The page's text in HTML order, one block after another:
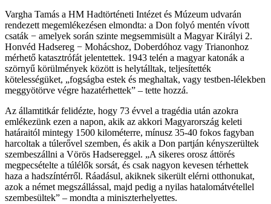
Vargha Tamás a HM Hadtörténeti Intézet és Múzeum udvarán
rendezett megemlékezésen elmondta: a Don folyó mentén vívott
csaták − amelyek során szinte megsemmisült a Magyar Királyi 2.
Honvéd Hadsereg − Mohácshoz, Doberdóhoz vagy Trianonhoz
mérhető katasztrófát jelentettek. 1943 telén a magyar katonák a
szörnyű körülmények között is helytálltak, teljesítették
kötelességüket, „fogságba estek és meghaltak, vagy testben-lélekben
meggyötörve végre hazatérhettek” – tette hozzá.
Az államtitkár felidézte, hogy 73 évvel a tragédia után azokra
emlékezünk ezen a napon, akik az akkori Magyarország keleti
határaitól mintegy 1500 kilométerre, mínusz 35-40 fokos fagyban
harcoltak a túlerővel szemben, és akik a Don partján kényszerültek
szembeszállni a Vörös Hadsereggel. „A sikeres orosz áttörés
megpecsételte a túlélők sorsát, és csak nagyon kevesen térhettek
haza a hadszíntérről. Ráadásul, akiknek sikerült elérni otthonukat,
azok a német megszállással, majd pedig a nyilas hatalomátvétellel
szembesültek” – mondta a miniszterhelyettes.